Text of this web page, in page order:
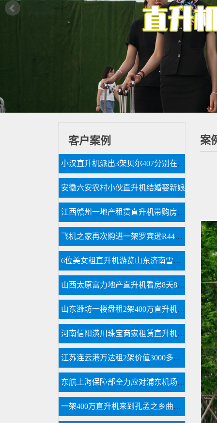
案
客户案例
小汉直升机派出3架贝尔407分别在三个城市执行直升机医疗救援
安徽六安农村小伙直升机结婚娶新娘
江西赣州一地产租赁直升机带购房者空中看房
飞机之家再次购进一架罗宾逊R44直升机
6位美女租直升机游览山东济南雪野湖
山西太原富力地产直升机看房8天8个楼盘
山东潍坊一楼盘租2架400万直升机空中看房
河南信阳潢川珠宝商家租赁直升机节日庆典
江苏连云港万达租2架价值3000多万直升机看房
东航上海保障部全力应对浦东机场低云天气
一架400万直升机来到孔孟之乡曲阜航空科普